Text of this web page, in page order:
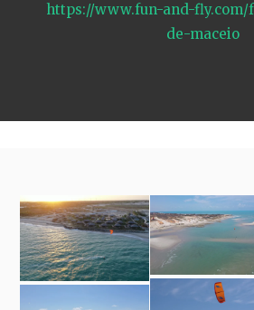
https://www.fun-and-
de-maceio